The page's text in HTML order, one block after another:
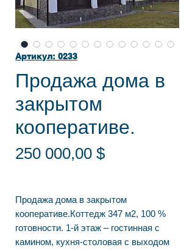
Артикул: 0233
Продажа дома в
закрытом
кооперативе.
250 000,00 $Цена
Продажа дома в закрытом
кооперативе.Коттедж 347 м2, 100 %
готовности. 1-й этаж – гостинная с
камином, кухня-столовая с выходом